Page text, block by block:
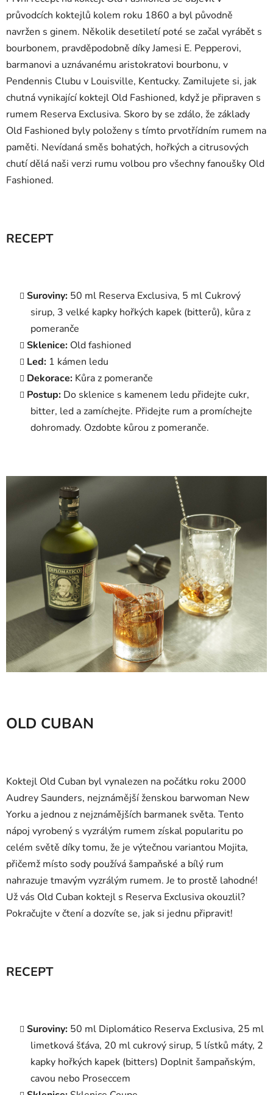
průvodcích koktejlů kolem roku 1860 a byl původně
navržen s ginem. Několik desetiletí poté se začal vyrábět s
bourbonem, pravděpodobně díky Jamesi E. Pepperovi,
barmanovi a uznávanému aristokratovi bourbonu, v
Pendennis Clubu v Louisville, Kentucky. Zamilujete si, jak
chutná vynikající koktejl Old Fashioned, když je připraven s
rumem Reserva Exclusiva. Skoro by se zdálo, že základy
Old Fashioned byly položeny s tímto prvotřídním rumem na
paměti. Nevídaná směs bohatých, hořkých a citrusových
chutí dělá naši verzi rumu volbou pro všechny fanoušky Old
Fashioned.
RECEPT
Suroviny: 50 ml Reserva Exclusiva, 5 ml Cukrový
sirup, 3 velké kapky hořkých kapek (bitterů), kůra z
pomeranče
Sklenice: Old fashioned
Led: 1 kámen ledu
Dekorace: Kůra z pomeranče
Postup: Do sklenice s kamenem ledu přidejte cukr,
bitter, led a zamíchejte. Přidejte rum a promíchejte
dohromady. Ozdobte kůrou z pomeranče.
OLD CUBAN
Koktejl Old Cuban byl vynalezen na počátku roku 2000
Audrey Saunders, nejznámější ženskou barwoman New
Yorku a jednou z nejznámějších barmanek světa. Tento
nápoj vyrobený s vyzrálým rumem získal popularitu po
celém světě díky tomu, že je výtečnou variantou Mojita,
přičemž místo sody používá šampaňské a bílý rum
nahrazuje tmavým vyzrálým rumem. Je to prostě lahodné!
Už vás Old Cuban koktejl s Reserva Exclusiva okouzlil?
Pokračujte v čtení a dozvíte se, jak si jednu připravit!
RECEPT
Suroviny: 50 ml Diplomático Reserva Exclusiva, 25 ml
limetková šťáva, 20 ml cukrový sirup, 5 lístků máty, 2
kapky hořkých kapek (bitters) Doplnit šampaňským,
cavou nebo Proseccem